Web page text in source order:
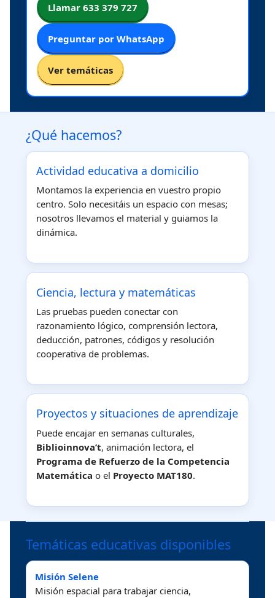
Llamar 633 379 727
Preguntar por WhatsApp
Ver temáticas
¿Qué hacemos?
Actividad educativa a domicilio
Montamos la experiencia en vuestro propio
centro. Solo necesitáis un espacio con mesas;
nosotros llevamos el material y guiamos la
dinámica.
Ciencia, lectura y matemáticas
Las pruebas pueden conectar con
razonamiento lógico, comprensión lectora,
deducción, patrones, códigos y resolución
cooperativa de problemas.
Proyectos y situaciones de aprendizaje
Puede encajar en semanas culturales,
Biblioinnova’t, animación lectora, el
Programa de Refuerzo de la Competencia
Matemática o el Proyecto MAT180.
Temáticas educativas disponibles
Misión Selene
Misión espacial para trabajar ciencia,